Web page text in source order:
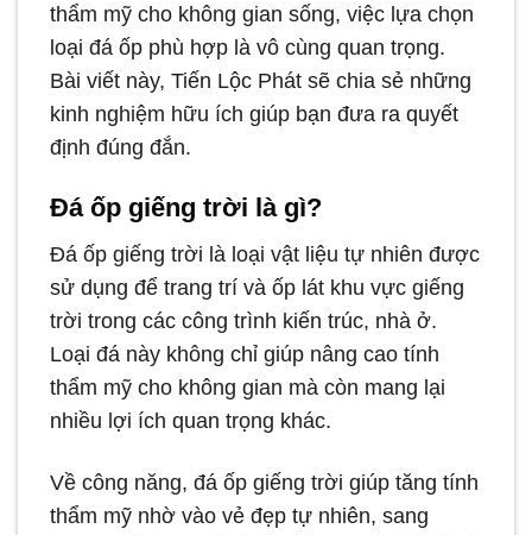
thẩm mỹ cho không gian sống, việc lựa chọn
loại đá ốp phù hợp là vô cùng quan trọng.
Bài viết này, Tiến Lộc Phát sẽ chia sẻ những
kinh nghiệm hữu ích giúp bạn đưa ra quyết
định đúng đắn.
Đá ốp giếng trời là gì?
Đá ốp giếng trời là loại vật liệu tự nhiên được
sử dụng để trang trí và ốp lát khu vực giếng
trời trong các công trình kiến trúc, nhà ở.
Loại đá này không chỉ giúp nâng cao tính
thẩm mỹ cho không gian mà còn mang lại
nhiều lợi ích quan trọng khác.
Về công năng, đá ốp giếng trời giúp tăng tính
thẩm mỹ nhờ vào vẻ đẹp tự nhiên, sang